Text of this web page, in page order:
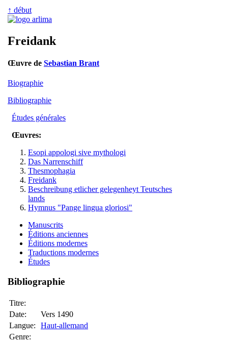
↑ début
Freidank
Œuvre de Sebastian Brant
Biographie
Bibliographie
Études générales
Œuvres:
Esopi appologi sive mythologi
Das Narrenschiff
Thesmophagia
Freidank
Beschreibung etlicher gelegenheyt Teutsches
lands
Hymnus "Pange lingua gloriosi"
Manuscrits
Éditions anciennes
Éditions modernes
Traductions modernes
Études
Bibliographie
Titre:
Date:
Vers 1490
Langue:
Haut-allemand
Genre: